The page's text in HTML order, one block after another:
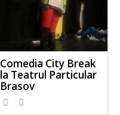
Comedia City Break
la Teatrul Particular
Brasov